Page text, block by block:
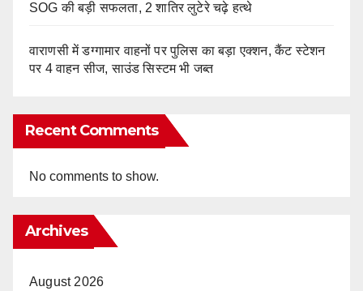
SOG की बड़ी सफलता, 2 शातिर लुटेरे चढ़े हत्थे
वाराणसी में डग्गामार वाहनों पर पुलिस का बड़ा एक्शन, कैंट स्टेशन
पर 4 वाहन सीज, साउंड सिस्टम भी जब्त
Recent Comments
No comments to show.
Archives
August 2026